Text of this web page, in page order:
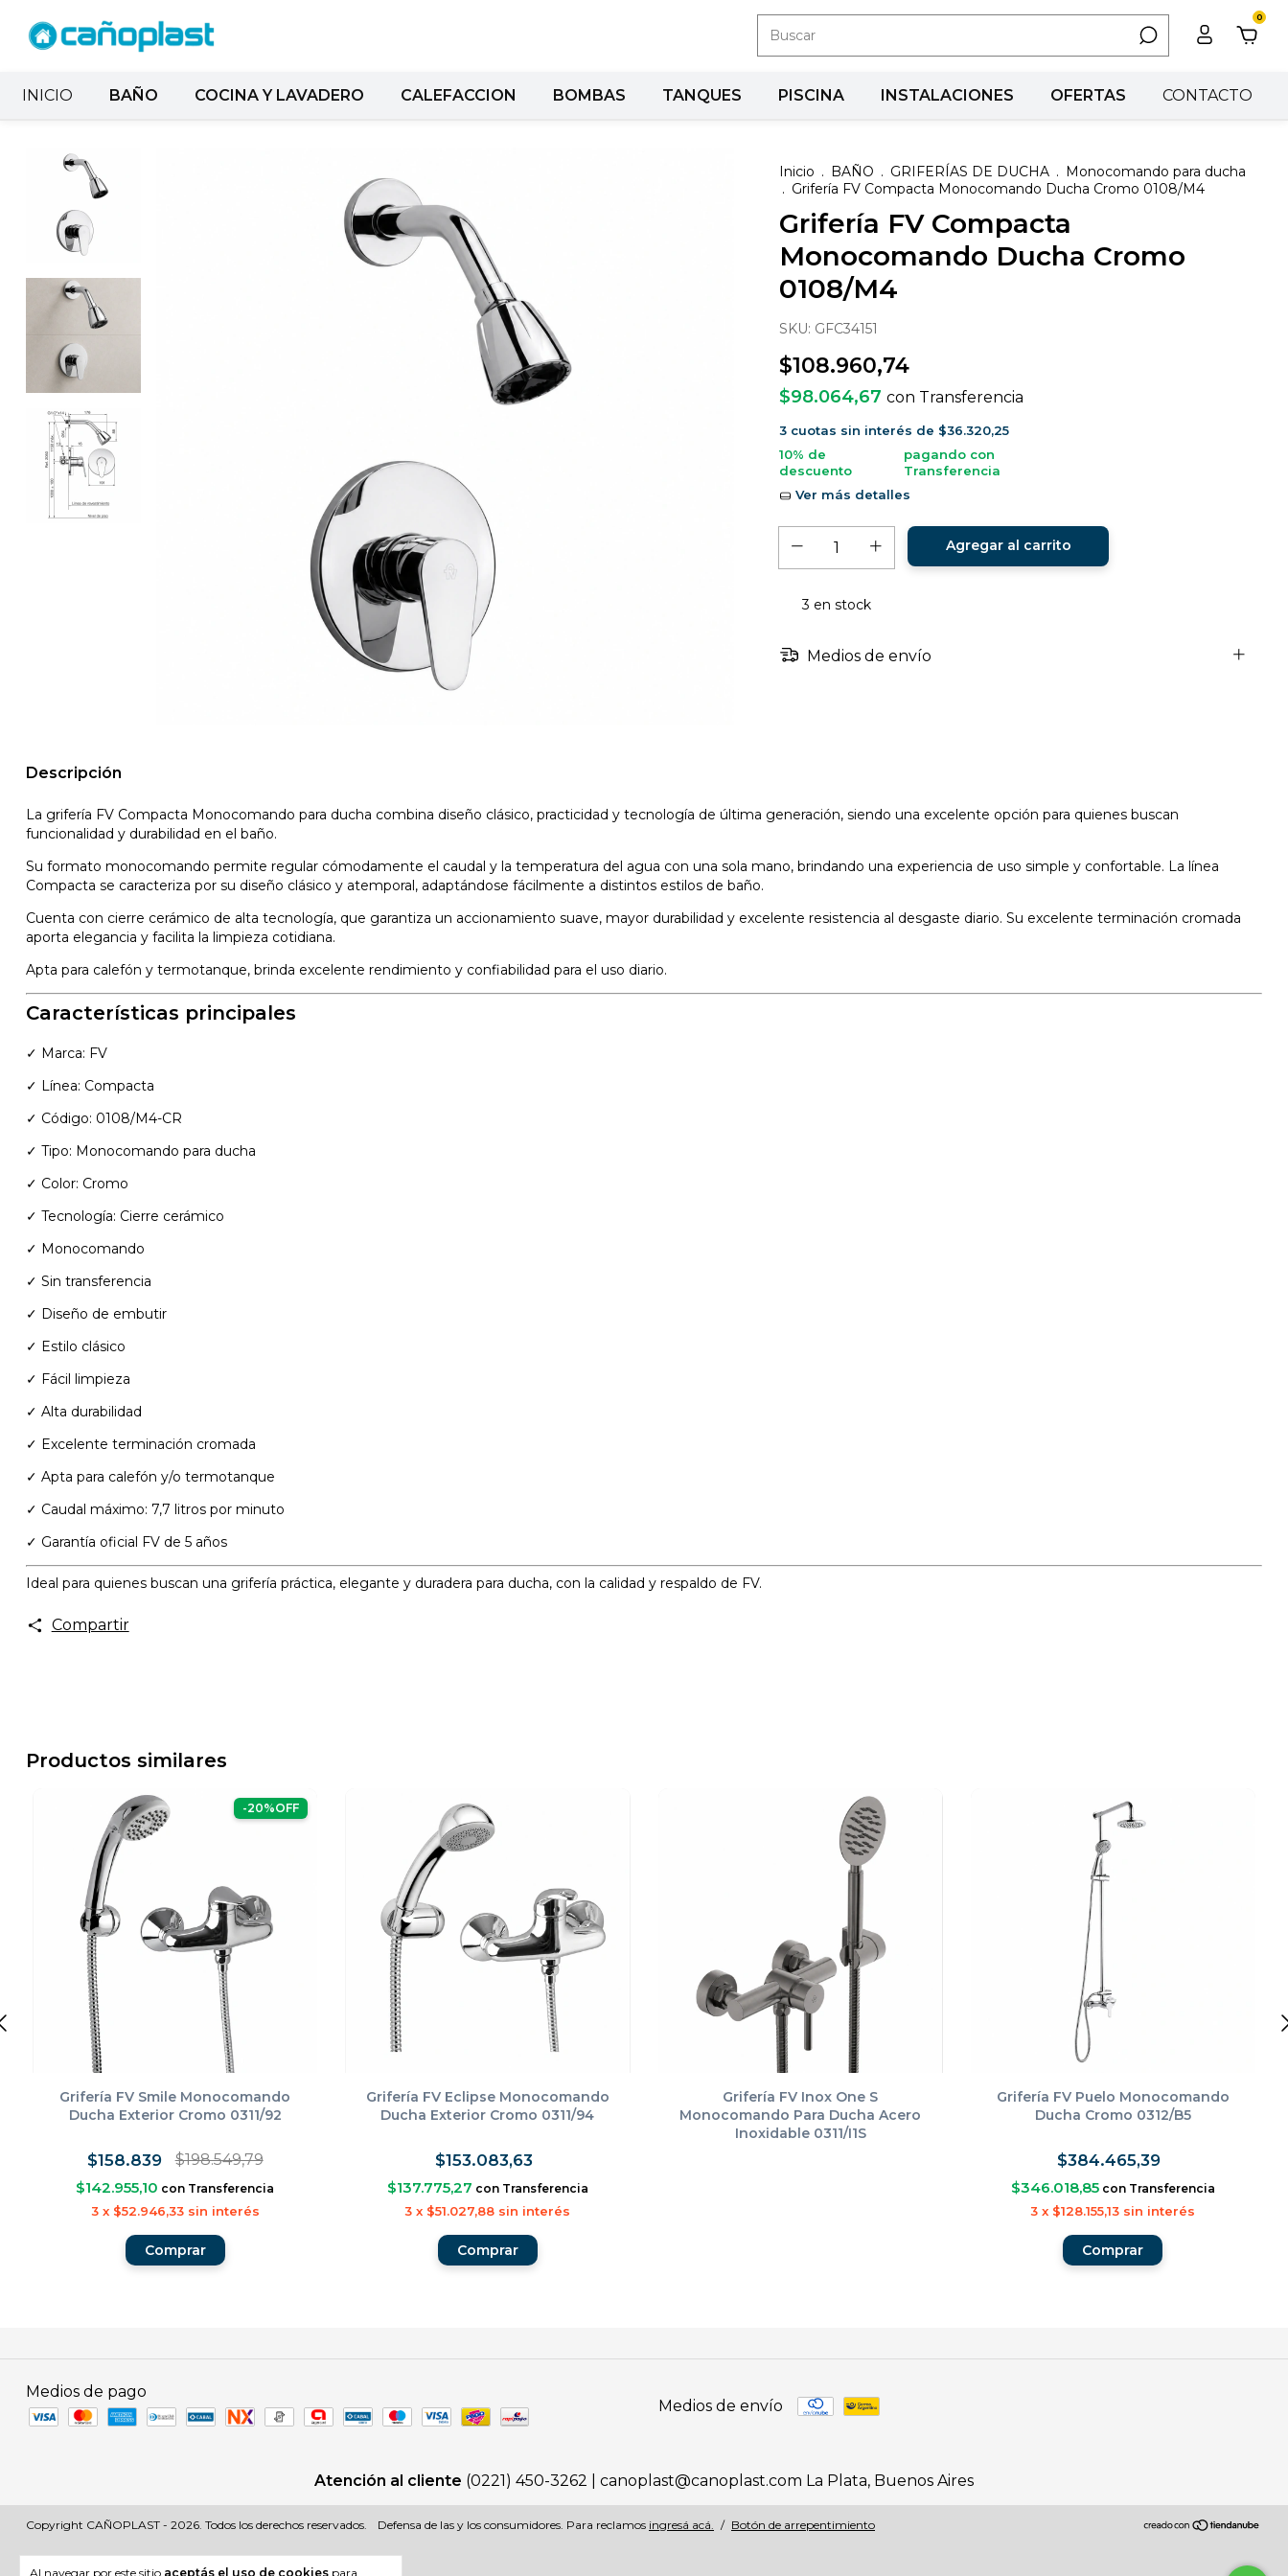
0
INICIO BAÑO COCINA Y LAVADERO CALEFACCION BOMBAS TANQUES PISCINA INSTALACIONES OFERTAS CONTACTO
Al navegar por este sitio aceptás el uso de cookies para
Inicio . BAÑO . GRIFERÍAS DE DUCHA . Monocomando para ducha
. Grifería FV Compacta Monocomando Ducha Cromo 0108/M4
Grifería FV Compacta
Monocomando Ducha Cromo
0108/M4
SKU: GFC34151
$108.960,74
$98.064,67 con Transferencia
3 cuotas sin interés de $36.320,25
10% de
descuento
pagando con
Transferencia
Ver más detalles
3 en stock
Medios de envío
Descripción
La grifería FV Compacta Monocomando para ducha combina diseño clásico, practicidad y tecnología de última generación, siendo una excelente opción para quienes buscan
funcionalidad y durabilidad en el baño.
Su formato monocomando permite regular cómodamente el caudal y la temperatura del agua con una sola mano, brindando una experiencia de uso simple y confortable. La línea
Compacta se caracteriza por su diseño clásico y atemporal, adaptándose fácilmente a distintos estilos de baño.
Cuenta con cierre cerámico de alta tecnología, que garantiza un accionamiento suave, mayor durabilidad y excelente resistencia al desgaste diario. Su excelente terminación cromada
aporta elegancia y facilita la limpieza cotidiana.
Apta para calefón y termotanque, brinda excelente rendimiento y confiabilidad para el uso diario.
Características principales
✓ Marca: FV
✓ Línea: Compacta
✓ Código: 0108/M4-CR
✓ Tipo: Monocomando para ducha
✓ Color: Cromo
✓ Tecnología: Cierre cerámico
✓ Monocomando
✓ Sin transferencia
✓ Diseño de embutir
✓ Estilo clásico
✓ Fácil limpieza
✓ Alta durabilidad
✓ Excelente terminación cromada
✓ Apta para calefón y/o termotanque
✓ Caudal máximo: 7,7 litros por minuto
✓ Garantía oficial FV de 5 años
Ideal para quienes buscan una grifería práctica, elegante y duradera para ducha, con la calidad y respaldo de FV.
Compartir
Productos similares
Grifería FV Smile Monocomando
Ducha Exterior Cromo 0311/92
$158.839
-20%OFF
$198.549,79
$142.955,10 con Transferencia
3 x $52.946,33 sin interés
Grifería FV Eclipse Monocomando
Ducha Exterior Cromo 0311/94
$153.083,63
$137.775,27 con Transferencia
3 x $51.027,88 sin interés
Grifería FV Inox One S
Monocomando Para Ducha Acero
Inoxidable 0311/I1S
Grifería FV Puelo Monocomando
Ducha Cromo 0312/B5
$384.465,39
$346.018,85 con Transferencia
3 x $128.155,13 sin interés
Medios de pago
Medios de envío
Atención al cliente (0221) 450-3262 | canoplast@canoplast.com La Plata, Buenos Aires
Copyright CAÑOPLAST - 2026. Todos los derechos reservados. Defensa de las y los consumidores. Para reclamos ingresá acá. / Botón de arrepentimiento